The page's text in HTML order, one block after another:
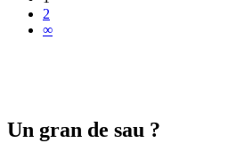
2
∞
Un gran de sau ?